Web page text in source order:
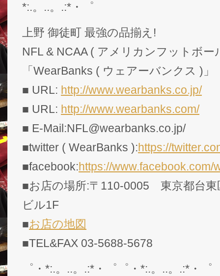
*:.。..。.:*・゜
上野 御徒町 最強の品揃え!
NFL & NCAA ( アメリカンフットボー
「WearBanks ( ウェアーバンクス )」
■ URL: http://www.wearbanks.co.jp/
■ URL: http://www.wearbanks.com/
■ E-Mail:NFL@wearbanks.co.jp/
■twitter ( WearBanks ):https://
■facebook:https://www.facebook.com/
■お店の場所:〒110-0005 東京都台
ビル1F
■お店の地図
■TEL&FAX 03-5688-5678
゜・*:.。..。.:*・゜゜・*:.。..。.:*・